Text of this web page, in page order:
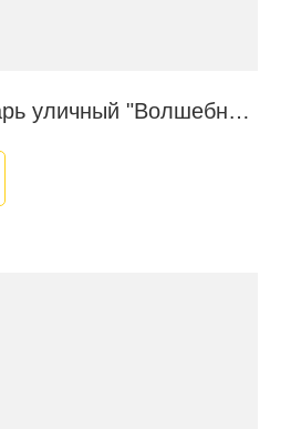
Настенный фонарь уличный "Волшебная ночь"